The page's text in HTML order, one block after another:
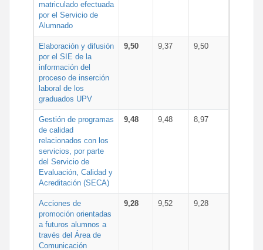
matriculado efectuada
por el Servicio de
Alumnado
Elaboración y difusión
por el SIE de la
información del
proceso de inserción
laboral de los
graduados UPV
9,50 9,37 9,50
Gestión de programas
de calidad
relacionados con los
servicios, por parte
del Servicio de
Evaluación, Calidad y
Acreditación (SECA)
9,48 9,48 8,97
Acciones de
promoción orientadas
a futuros alumnos a
través del Área de
Comunicación
9,28 9,52 9,28